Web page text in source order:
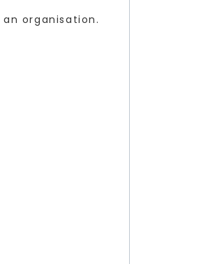
organisation.